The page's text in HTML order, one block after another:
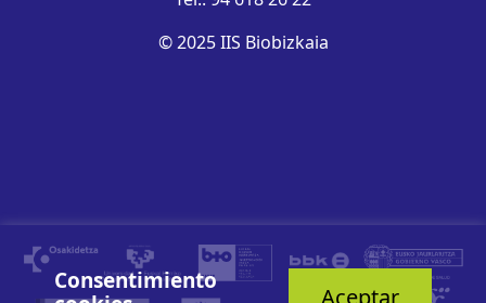
© 2025 IIS Biobizkaia
Consentimiento
Aceptar